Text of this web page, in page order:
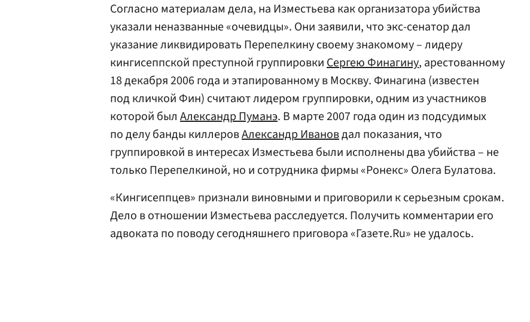
Согласно материалам дела, на Изместьева как организатора убийства
указали неназванные «очевидцы». Они заявили, что экс-сенатор дал
указание ликвидировать Перепелкину своему знакомому – лидеру
кингисеппской преступной группировкиСергею Финагину, арестованному
18 декабря 2006 года и этапированному в Москву. Финагина (известен
под кличкой Фин) считают лидером группировки, одним из участников
которой был Александр Пуманэ. В марте 2007 года один из подсудимых
по делу банды киллеровАлександр Ивановдал показания, что
группировкой в интересах Изместьева были исполнены два убийства – не
только Перепелкиной, но и сотрудника фирмы «Ронекс» Олега Булатова.
«Кингисеппцев» признали виновными и приговорили к серьезным срокам.
Дело в отношении Изместьева расследуется. Получить комментарии его
адвоката по поводу сегодняшнего приговора «Газете.Ru» не удалось.